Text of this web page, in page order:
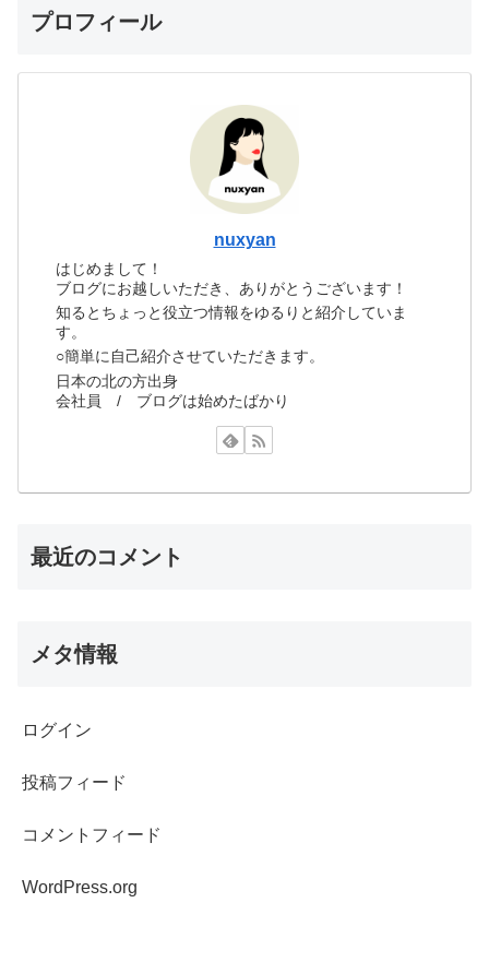
プロフィール
nuxyan
はじめまして！
ブログにお越しいただき、ありがとうございます！
知るとちょっと役立つ情報をゆるりと紹介していま
す。
○簡単に自己紹介させていただきます。
日本の北の方出身
会社員 / ブログは始めたばかり
最近のコメント
メタ情報
ログイン
投稿フィード
コメントフィード
WordPress.org